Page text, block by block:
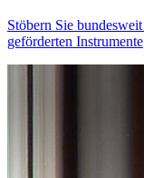
Stöbern Sie
geförderten Instrumente